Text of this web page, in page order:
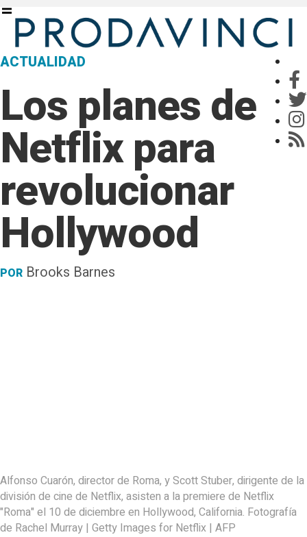
ACTUALIDAD
Los planes de
Netflix para
revolucionar
Hollywood
POR Brooks Barnes
Alfonso Cuarón, director de Roma, y Scott Stuber, dirigente de la
división de cine de Netflix, asisten a la premiere de Netflix
"Roma" el 10 de diciembre en Hollywood, California. Fotografía
de Rachel Murray | Getty Images for Netflix | AFP